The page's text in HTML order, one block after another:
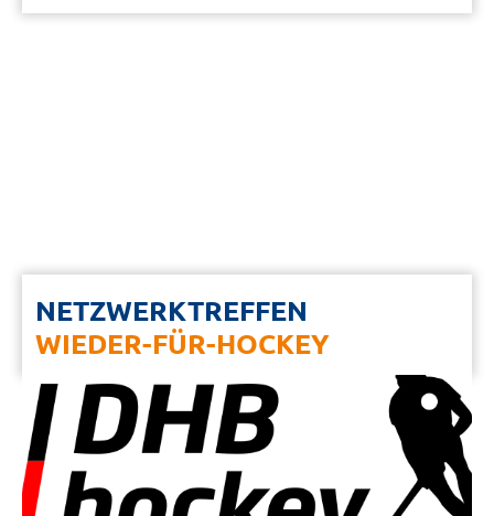
NETZWERKTREFFEN
WIEDER-FÜR-HOCKEY